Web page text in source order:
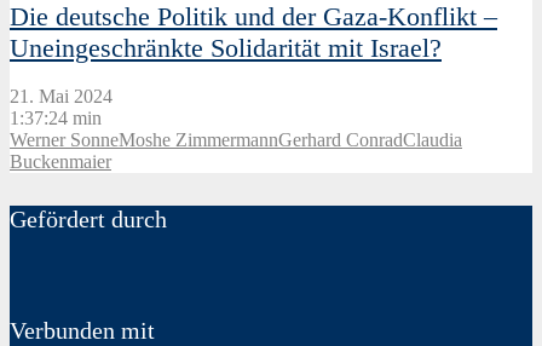
Die deutsche Politik und der Gaza-Konflikt –
Uneingeschränkte Solidarität mit Israel?
21. Mai 2024
1:37:24 min
Werner SonneMoshe ZimmermannGerhard ConradClaudia
Buckenmaier
Gefördert durch
Verbunden mit